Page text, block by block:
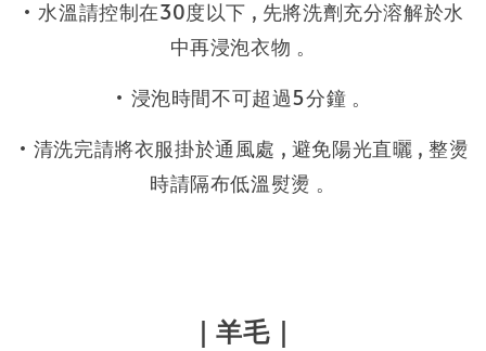
• 水溫請控制在30度以下 , 先將洗劑充分溶解於水
中再浸泡衣物 。
• 浸泡時間不可超過5分鐘 。
• 清洗完請將衣服掛於通風處 , 避免陽光直曬 , 整燙
時請隔布低溫熨燙 。
｜羊毛｜